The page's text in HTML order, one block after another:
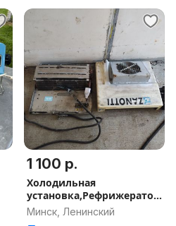
1 100 р.
Холодильная
установка,Рефрижератор
ZANOTTI FZ 213
Минск, Ленинский